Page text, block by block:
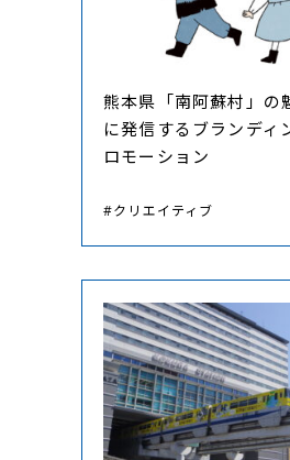
熊本県「南阿蘇村」の
に発信するブランディ
ロモーション
#クリエイティブ